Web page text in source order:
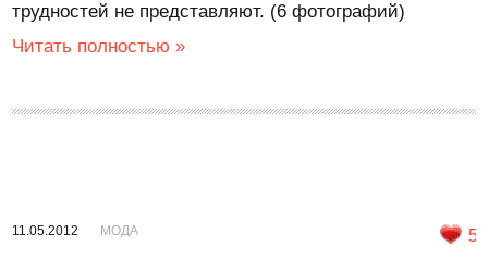
трудностей не представляют. (6 фотографий)
Читать полностью »
11.05.2012 МОДА 5